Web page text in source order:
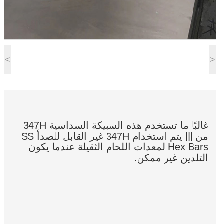
< >
غالبًا ما تستخدم هذه السبيكة السداسية 347H
من ||| يتم استخدام 347H غير القابل للصدأ SS
Hex Bars لمعدات اللحام الثقيلة عندما يكون
التلدين غير ممكن.